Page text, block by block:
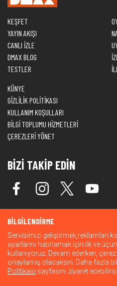
KEŞFET
YAYIN AKIŞI
CANLI İZLE
DMAX BLOG
TESTLER
KÜNYE
GİZLİLİK POLİTİKASI
KULLANIM KOŞULLARI
BİLGİ TOPLUMU HİZMETLERİ
ÇEREZLERİ YÖNET
BİZİ TAKİP EDİN
© 2026 Warner Bros. Discovery, Inc.
hakları saklıdır.
BİLGİLENDİRME
Servisimizi geliştirmek,reklamları
ayarlarını hatırlamak için ilk ve
kullanıyoruz. Devam ederken, çerez
onaylamış olacaksın. Daha fazla
Politikası sayfasını ziyaret